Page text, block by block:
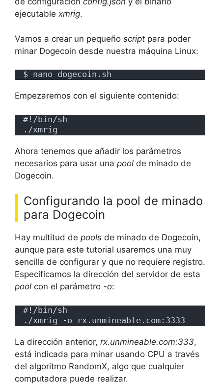
ejecutable xmrig.
Vamos a crear un pequeño script para poder
minar Dogecoin desde nuestra máquina Linux:
$ nano dogecoin.sh
Empezaremos con el siguiente contenido:
#!/bin/sh
./xmrig
Ahora tenemos que añadir los parámetros
necesarios para usar una pool de minado de
Dogecoin.
Configurando la pool de minado
para Dogecoin
Hay multitud de pools de minado de Dogecoin,
aunque para este tutorial usaremos una muy
sencilla de configurar y que no requiere registro.
Especificamos la dirección del servidor de esta
pool con el parámetro -o:
#!/bin/sh
./xmrig -o rx.unmineable.com:3333
La dirección anterior, rx.unmineable.com:333,
está indicada para minar usando CPU a través
del algoritmo RandomX, algo que cualquier
computadora puede realizar.